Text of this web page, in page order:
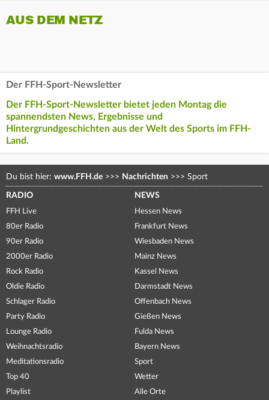
AUS DEM NETZ
Der FFH-Sport-Newsletter
Der FFH-Sport-Newsletter bietet jeden Montag die
spannendsten News, Ergebnisse und
Hintergrundgeschichten aus der Welt des Sports im FFH-
Land.
Du bist hier: www.FFH.de >>> Nachrichten >>> Sport
RADIO
FFH Live
80er Radio
90er Radio
2000er Radio
Rock Radio
Oldie Radio
Schlager Radio
Party Radio
Lounge Radio
Weihnachtsradio
Meditationsradio
Top 40
Playlist
NEWS
Hessen News
Frankfurt News
Wiesbaden News
Mainz News
Kassel News
Darmstadt News
Offenbach News
Gießen News
Fulda News
Bayern News
Sport
Wetter
Alle Orte